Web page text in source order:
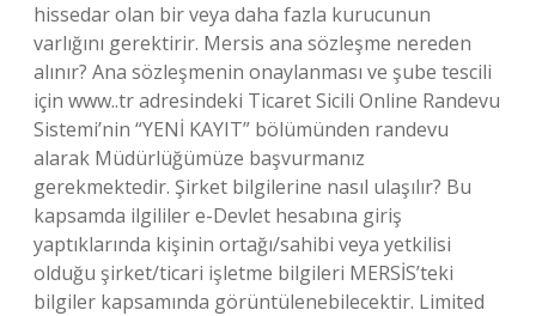
hissedar olan bir veya daha fazla kurucunun
varlığını gerektirir. Mersis ana sözleşme nereden
alınır? Ana sözleşmenin onaylanması ve şube tescili
için www..tr adresindeki Ticaret Sicili Online Randevu
Sistemi’nin “YENİ KAYIT” bölümünden randevu
alarak Müdürlüğümüze başvurmanız
gerekmektedir. Şirket bilgilerine nasıl ulaşılır? Bu
kapsamda ilgililer e-Devlet hesabına giriş
yaptıklarında kişinin ortağı/sahibi veya yetkilisi
olduğu şirket/ticari işletme bilgileri MERSİS’teki
bilgiler kapsamında görüntülenebilecektir. Limited